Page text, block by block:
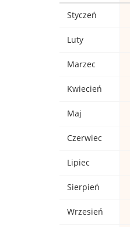
Styczeń
Luty
Marzec
Kwiecień
Maj
Czerwiec
Lipiec
Sierpień
Wrzesień